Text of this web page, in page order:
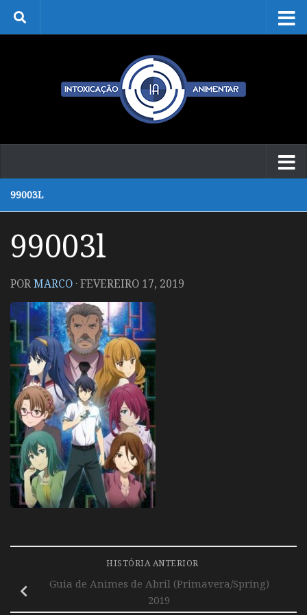
Skip to content
99003L
99003l
PORMARCO ·FEVEREIRO 17, 2019
HISTÓRIA ANTERIOR
Guia de Animes de Abril (Primavera/Spring)
2019